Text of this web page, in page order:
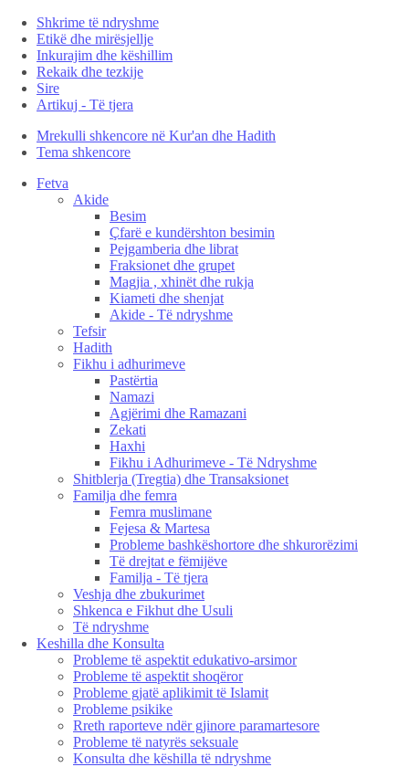
Shkrime të ndryshme
Etikë dhe mirësjellje
Inkurajim dhe këshillim
Rekaik dhe tezkije
Sire
Artikuj - Të tjera
Mrekulli shkencore në Kur'an dhe Hadith
Tema shkencore
Fetva
Akide
Besim
Çfarë e kundërshton besimin
Pejgamberia dhe librat
Fraksionet dhe grupet
Magjia , xhinët dhe rukja
Kiameti dhe shenjat
Akide - Të ndryshme
Tefsir
Hadith
Fikhu i adhurimeve
Pastërtia
Namazi
Agjërimi dhe Ramazani
Zekati
Haxhi
Fikhu i Adhurimeve - Të Ndryshme
Shitblerja (Tregtia) dhe Transaksionet
Familja dhe femra
Femra muslimane
Fejesa & Martesa
Probleme bashkëshortore dhe shkurorëzimi
Të drejtat e fëmijëve
Familja - Të tjera
Veshja dhe zbukurimet
Shkenca e Fikhut dhe Usuli
Të ndryshme
Keshilla dhe Konsulta
Probleme të aspektit edukativo-arsimor
Probleme të aspektit shoqëror
Probleme gjatë aplikimit të Islamit
Probleme psikike
Rreth raporteve ndër gjinore paramartesore
Probleme të natyrës seksuale
Konsulta dhe këshilla të ndryshme